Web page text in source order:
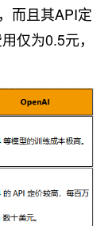
而且其API定
仅为0.5元，